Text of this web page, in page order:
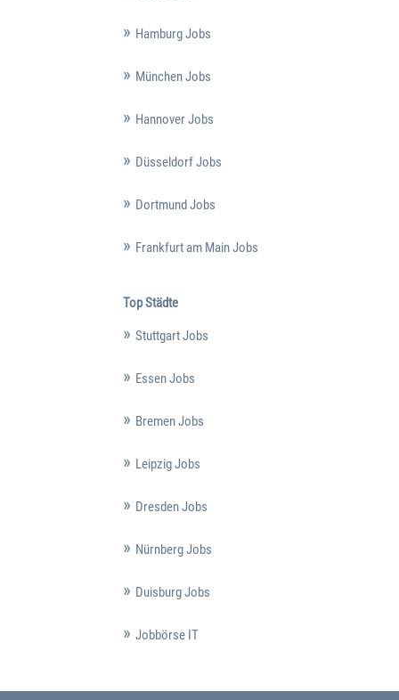
Hamburg Jobs
München Jobs
Hannover Jobs
Düsseldorf Jobs
Dortmund Jobs
Frankfurt am Main Jobs
Top Städte
Stuttgart Jobs
Essen Jobs
Bremen Jobs
Leipzig Jobs
Dresden Jobs
Nürnberg Jobs
Duisburg Jobs
Jobbörse IT